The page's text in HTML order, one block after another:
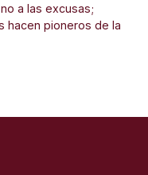
a las excusas;
hacen pioneros de la